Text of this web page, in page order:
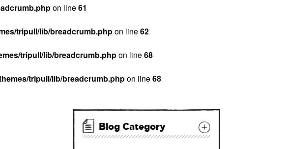
on line61
tripull/lib/breadcrumb.phpon line62
tripull/lib/breadcrumb.phpon line68
tripull/lib/breadcrumb.phpon line68
Blog Category